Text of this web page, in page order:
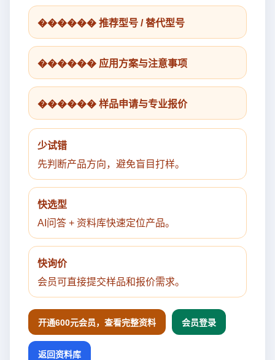
������ 推荐型号 / 替代型号
������ 应用方案与注意事项
������ 样品申请与专业报价
少试错
先判断产品方向，避免盲目打样。
快选型
AI问答 + 资料库快速定位产品。
快询价
会员可直接提交样品和报价需求。
开通600元会员，查看完整资料 会员登录
返回资料库